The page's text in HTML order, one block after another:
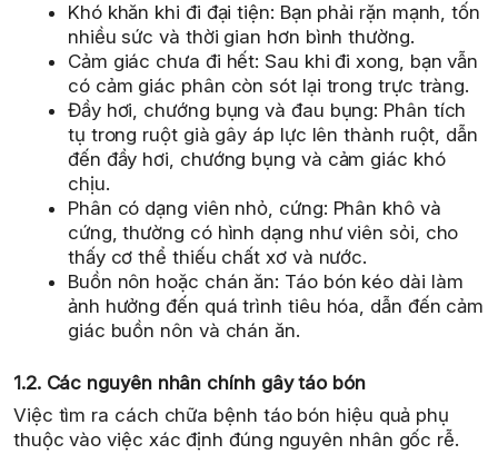
Khó khăn khi đi đại tiện: Bạn phải rặn mạnh, tốn
nhiều sức và thời gian hơn bình thường.
Cảm giác chưa đi hết: Sau khi đi xong, bạn vẫn
có cảm giác phân còn sót lại trong trực tràng.
Đầy hơi, chướng bụng và đau bụng: Phân tích
tụ trong ruột già gây áp lực lên thành ruột, dẫn
đến đầy hơi, chướng bụng và cảm giác khó
chịu.
Phân có dạng viên nhỏ, cứng: Phân khô và
cứng, thường có hình dạng như viên sỏi, cho
thấy cơ thể thiếu chất xơ và nước.
Buồn nôn hoặc chán ăn: Táo bón kéo dài làm
ảnh hưởng đến quá trình tiêu hóa, dẫn đến cảm
giác buồn nôn và chán ăn.
1.2. Các nguyên nhân chính gây táo bón
Việc tìm ra cách chữa bệnh táo bón hiệu quả phụ
thuộc vào việc xác định đúng nguyên nhân gốc rễ.